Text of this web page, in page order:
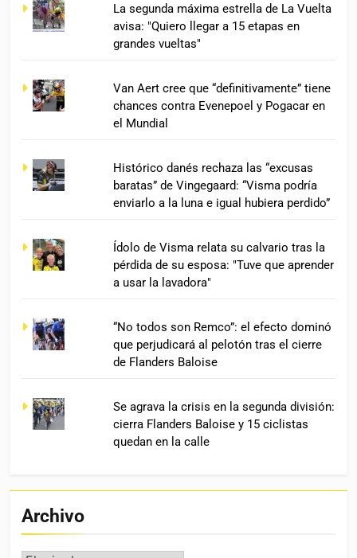
La segunda máxima estrella de La Vuelta
avisa: "Quiero llegar a 15 etapas en
grandes vueltas"
Van Aert cree que “definitivamente” tiene
chances contra Evenepoel y Pogacar en
el Mundial
Histórico danés rechaza las “excusas
baratas” de Vingegaard: “Visma podría
enviarlo a la luna e igual hubiera perdido”
Ídolo de Visma relata su calvario tras la
pérdida de su esposa: "Tuve que aprender
a usar la lavadora"
“No todos son Remco”: el efecto dominó
que perjudicará al pelotón tras el cierre
de Flanders Baloise
Se agrava la crisis en la segunda división:
cierra Flanders Baloise y 15 ciclistas
quedan en la calle
Archivo